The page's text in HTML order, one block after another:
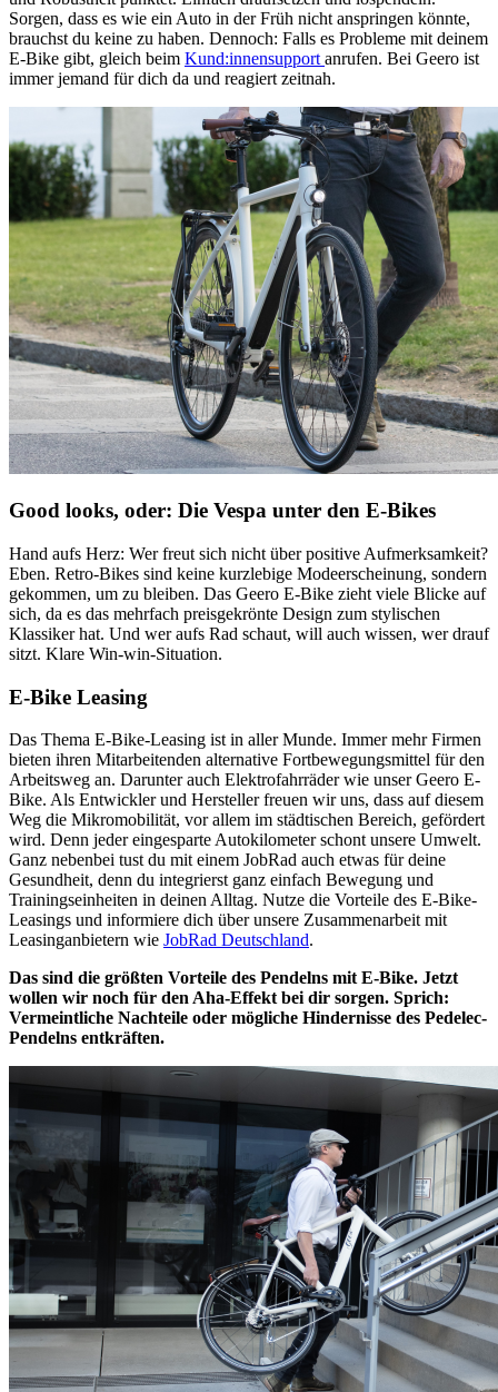
Sorgen, dass es wie ein Auto in der Früh nicht anspringen könnte,
brauchst du keine zu haben. Dennoch: Falls es Probleme mit deinem
E-Bike gibt, gleich beim Kund:innensupport anrufen. Bei Geero ist
immer jemand für dich da und reagiert zeitnah.
Good looks, oder: Die Vespa unter den E-Bikes
Hand aufs Herz: Wer freut sich nicht über positive Aufmerksamkeit?
Eben. Retro-Bikes sind keine kurzlebige Modeerscheinung, sondern
gekommen, um zu bleiben. Das Geero E-Bike zieht viele Blicke auf
sich, da es das mehrfach preisgekrönte Design zum stylischen
Klassiker hat. Und wer aufs Rad schaut, will auch wissen, wer drauf
sitzt. Klare Win-win-Situation.
E-Bike Leasing
Das Thema E-Bike-Leasing ist in aller Munde. Immer mehr Firmen
bieten ihren Mitarbeitenden alternative Fortbewegungsmittel für den
Arbeitsweg an. Darunter auch Elektrofahrräder wie unser Geero E-
Bike. Als Entwickler und Hersteller freuen wir uns, dass auf diesem
Weg die Mikromobilität, vor allem im städtischen Bereich, gefördert
wird. Denn jeder eingesparte Autokilometer schont unsere Umwelt.
Ganz nebenbei tust du mit einem JobRad auch etwas für deine
Gesundheit, denn du integrierst ganz einfach Bewegung und
Trainingseinheiten in deinen Alltag. Nutze die Vorteile des E-Bike-
Leasings und informiere dich über unsere Zusammenarbeit mit
Leasinganbietern wie JobRad Deutschland.
Das sind die größten Vorteile des Pendelns mit E-Bike. Jetzt
wollen wir noch für den Aha-Effekt bei dir sorgen. Sprich:
Vermeintliche Nachteile oder mögliche Hindernisse des Pedelec-
Pendelns entkräften.